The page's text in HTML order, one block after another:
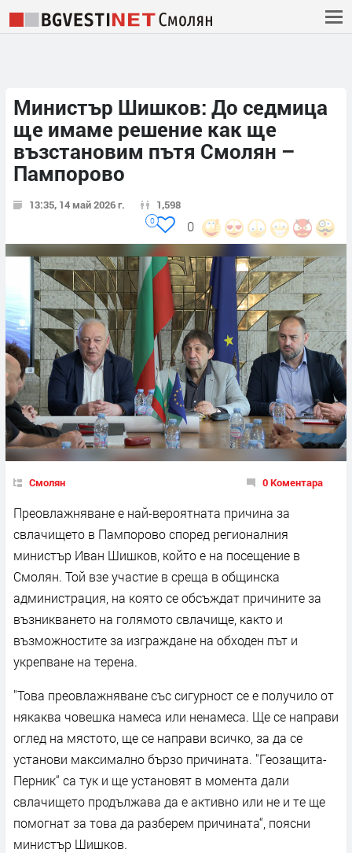
Министър Шишков: До седмица
ще имаме решение как ще
възстановим пътя Смолян –
Пампорово
13:35, 14 май 2026 г. 1,598
0
0
Смолян 0 Коментара
Преовлажняване е най-вероятната причина за
свлачището в Пампорово според регионалния
министър Иван Шишков, който е на посещение в
Смолян. Той взе участие в среща в общинска
администрация, на която се обсъждат причините за
възникването на голямото свлачище, както и
възможностите за изграждане на обходен път и
укрепване на терена.
"Това преовлажняване със сигурност се е получило от
някаква човешка намеса или ненамеса. Ще се направи
оглед на мястото, ще се направи всичко, за да се
установи максимално бързо причината. "Геозащита-
Перник“ са тук и ще установят в момента дали
свлачището продължава да е активно или не и те ще
помогнат за това да разберем причината“, поясни
министър Шишков.